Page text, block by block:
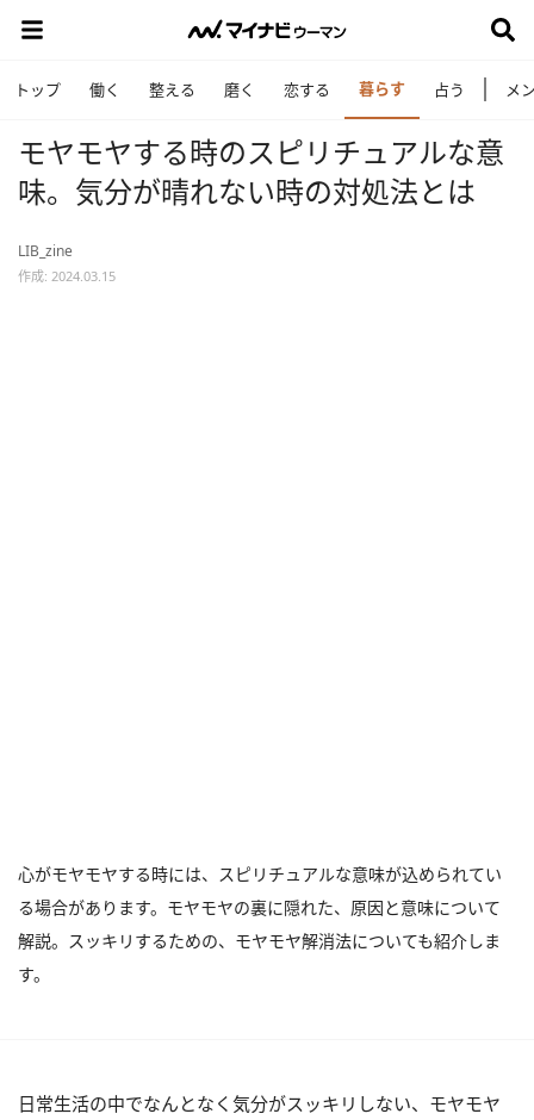
トップ 働く 整える 磨く 恋する 暮らす 占う メ
モヤモヤする時のスピリチュアルな意
味。気分が晴れない時の対処法とは
LIB_zine
作成: 2024.03.15
心がモヤモヤする時には、スピリチュアルな意味が込められてい
る場合があります。モヤモヤの裏に隠れた、原因と意味について
解説。スッキリするための、モヤモヤ解消法についても紹介しま
す。
日常生活の中でなんとなく気分がスッキリしない、モヤモヤ